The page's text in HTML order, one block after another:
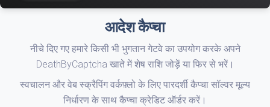
आदेश कैप्चा
नीचे दिए गए हमारे किसी भी भुगतान गेटवे का उपयोग करके अपने
DeathByCaptcha खाते में शेष राशि जोड़ें या फिर से भरें।
स्वचालन और वेब स्क्रैपिंग वर्कफ़्लो के लिए पारदर्शी कैप्चा सॉल्वर मूल्य
निर्धारण के साथ कैप्चा क्रेडिट ऑर्डर करें।